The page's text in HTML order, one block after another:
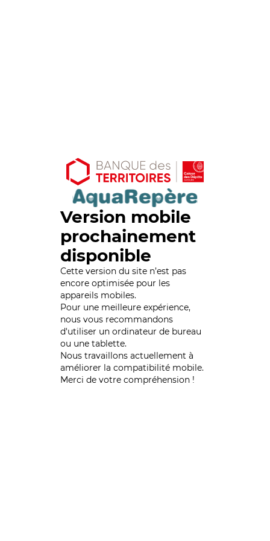
Version mobile
prochainement
disponible
Cette version du site n’est pas
encore optimisée pour les
appareils mobiles.
Pour une meilleure expérience,
nous vous recommandons
d'utiliser un ordinateur de bureau
ou une tablette.
Nous travaillons actuellement à
améliorer la compatibilité mobile.
Merci de votre compréhension !